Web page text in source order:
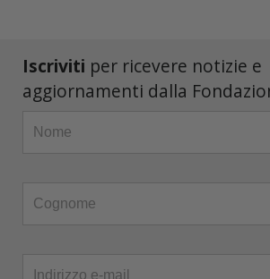
Iscriviti per ricevere notizie e
aggiornamenti dalla